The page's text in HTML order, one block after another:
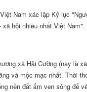
Nam xác lập Kỷ lục
hội nhiều nhất Việt Nam".
xã Hải Cường (nay là
và mộc mạc nhất. Thời
nền đất ẩm ven sông để